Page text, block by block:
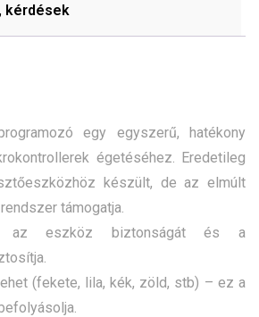
kérdések
egy egyszerű, hatékony
égetéséhez. Eredetileg
készült, de az elmúlt
támogatja.
eszköz biztonságát és a
(fekete, lila, kék, zöld, stb) – ez a